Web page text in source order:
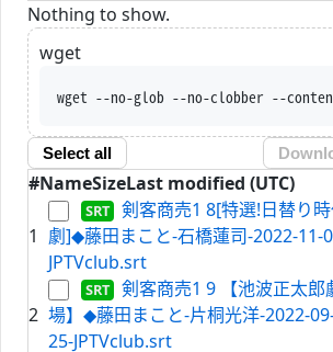
Nothing to show.
wget
wget --no-glob --no-clobber --content-
Select all
#NameSizeLast modified (UTC)
1
剣客商売1 8[特選!日替り
劇]◆藤田まこと-石橋蓮司-2022-11-
JPTVclub.srt
2
剣客商売1 9 【池波正太郎
場】◆藤田まこと-片桐光洋-2022-
25-JPTVclub.srt